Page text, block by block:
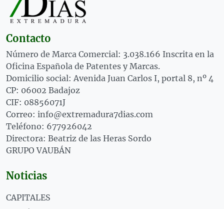
Contacto
Número de Marca Comercial: 3.038.166 Inscrita en la
Oficina Española de Patentes y Marcas.
Domicilio social: Avenida Juan Carlos I, portal 8, nº 4
CP: 06002 Badajoz
CIF: 08856071J
Correo: info@extremadura7dias.com
Teléfono: 677926042
Directora: Beatriz de las Heras Sordo
GRUPO VAUBÁN
Noticias
CAPITALES